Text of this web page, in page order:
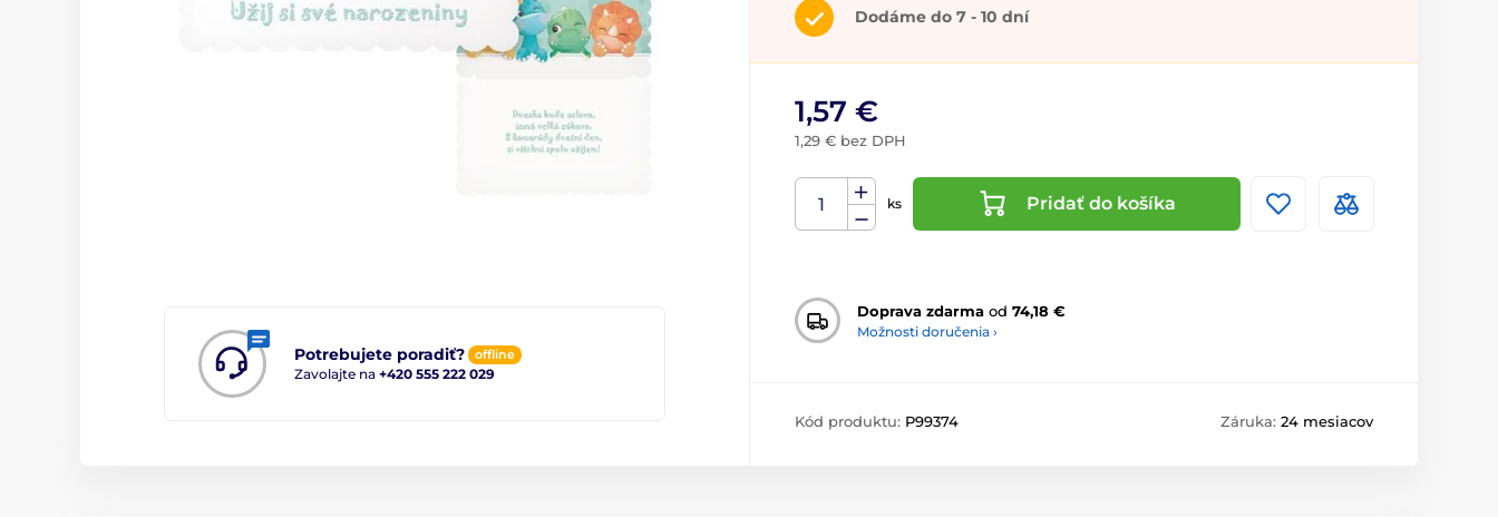
Potrebujete poradiť? offline
Zavolajte na +420 555 222 029
Dodáme do 7 - 10 dní
1,57 €
1,29 € bez DPH
ks Pridať do košíka
Doprava zdarma od 74,18 €
Možnosti doručenia ›
Kód produktu: P99374 Záruka: 24 mesiacov